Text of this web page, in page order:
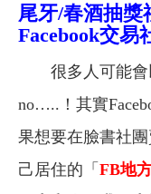
尾牙/春酒抽獎
Facebook交易
很多人可能會
no…..！其實
果想要在臉書社
己居住的「 FB地